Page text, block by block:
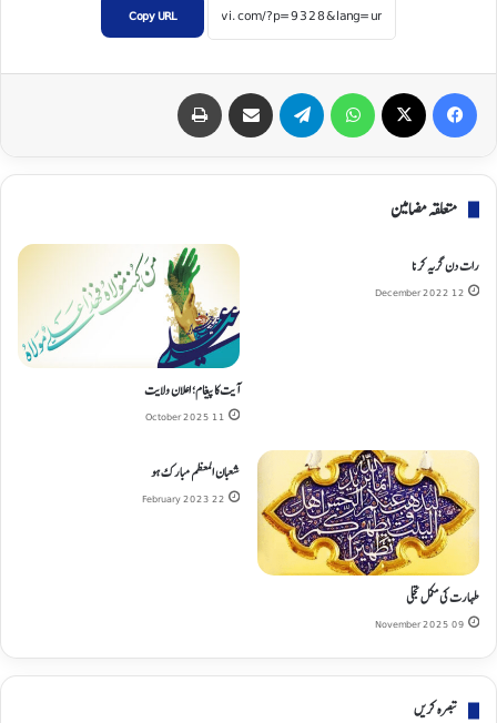
Copy URL
متعلقہ مضامین
رات دن گریه کرنا
12 December 2022
آیت کا پیغام؛ اعلان ولایت
11 October 2025
طہارت کی مکمل تجلی
09 November 2025
شعبان المعظم مبارک هو
22 February 2023
تبصره کریں